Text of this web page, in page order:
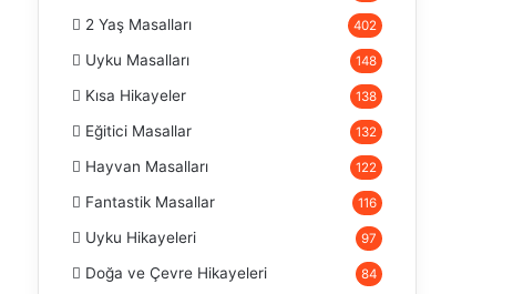
2 Yaş Masalları 402
Uyku Masalları 148
Kısa Hikayeler 138
Eğitici Masallar 132
Hayvan Masalları 122
Fantastik Masallar 116
Uyku Hikayeleri 97
Doğa ve Çevre Hikayeleri 84